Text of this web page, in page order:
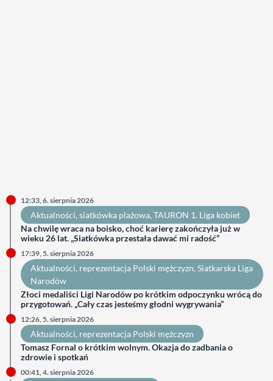
12:33, 6. sierpnia 2026
Aktualności, siatkówka plażowa, TAURON 1. Liga kobiet
Na chwilę wraca na boisko, choć karierę zakończyła już w
wieku 26 lat. „Siatkówka przestała dawać mi radość”
17:39, 5. sierpnia 2026
Aktualności, reprezentacja Polski mężczyzn, Siatkarska Liga
Narodów
Złoci medaliści Ligi Narodów po krótkim odpoczynku wrócą do
przygotowań. „Cały czas jesteśmy głodni wygrywania”
12:26, 5. sierpnia 2026
Aktualności, reprezentacja Polski mężczyzn
Tomasz Fornal o krótkim wolnym. Okazja do zadbania o
zdrowie i spotkań
00:41, 4. sierpnia 2026